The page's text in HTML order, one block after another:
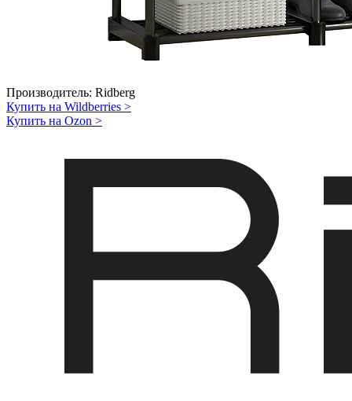
Производитель: Ridberg
Купить на Wildberries >
Купить на Ozon >